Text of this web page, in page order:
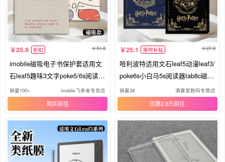
25.9 折扣 51.8
imobile磁吸电子书保护套适用文
石leaf5趣味3文字poke5/6s阅读器
tab8c简约mini个性onyxbooxpag
e/7.8电纸书壳
销量100+ imobile飞来雀专卖店
购买
25.1 限时补贴 27.9
哈利波特适用文石leaf5动漫leaf3/
poke6s小白马5s阅读器tab8c磁吸
Note电子书BOOX保护套Page电
纸书x5s保护壳
销量38 满春堂数码专营店
优惠2.8元